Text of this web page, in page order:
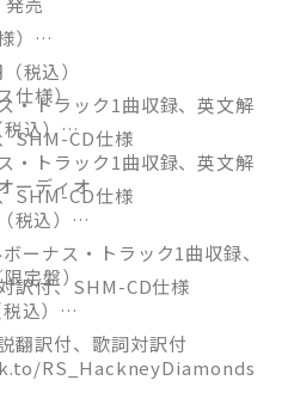
税込）
・トラック1曲収録、英文解
SHM-CD仕様
仕様）
込）
・トラック1曲収録、英文解
SHM-CD仕様
ーディオ
込）
ーナス・トラック1曲収録、
訳付、SHM-CD仕様
定盤）
込）
翻訳付、歌詞対訳付
RS_HackneyDiamonds